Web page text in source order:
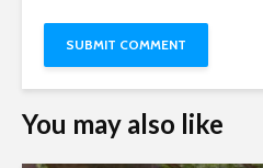
You may also like